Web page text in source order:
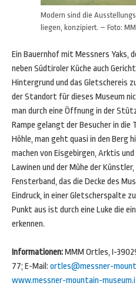
Modern sind die
liegen, konzipiert. – Foto:
Ein Bauernhof mit Messners Yaks,
neben Südtiroler Küche auch
Hintergrund und das Gletschereis
der Standort für dieses Museum
man durch eine Öffnung in der
Rampe gelangt der Besucher in
Höhle, man geht quasi in den Berg
machen von Eisgebirgen, Arktis
Lawinen und der Mühe der
Fensterband, das die Decke des
Eindruck, in einer Gletscherspalte
Punkt aus ist durch eine Luke die
erkennen.
Informationen:MMM Ortles, I-
77; E-Mail: ortles@messner-
www.messner-mountain-